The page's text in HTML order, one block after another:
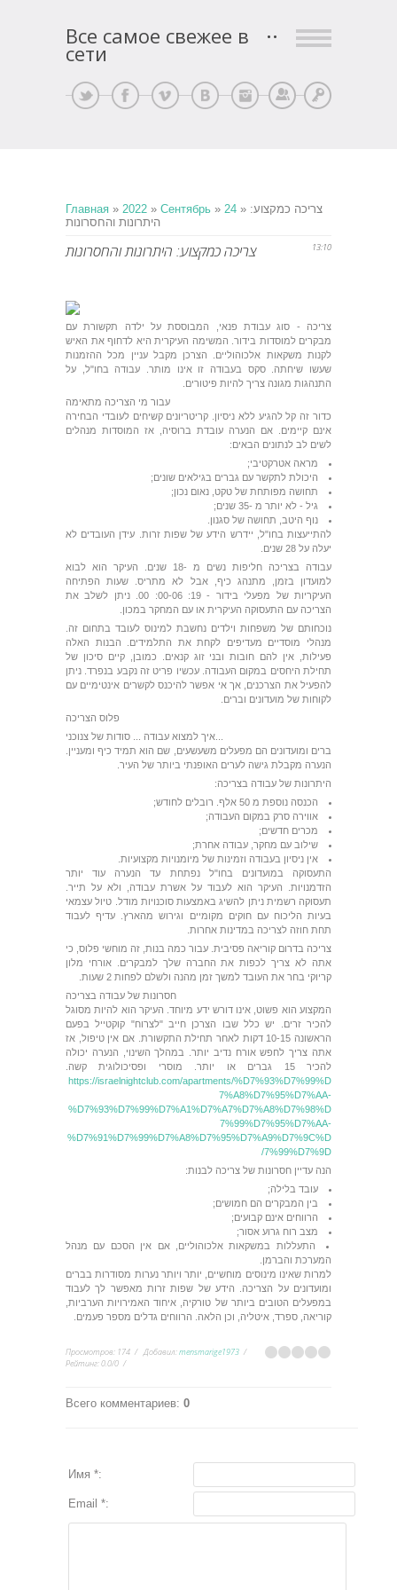
Все самое свежее в
сети
Регистрация
Главная » 2022 » Сентябрь » 24 » צריכה כמקצוע:
היתרונות והחסרונות
13:10 צריכה כמקצוע: היתרונות והחסרונות
צריכה - סוג עבודת פנאי, המבוססת על ילדה תקשורת עם
מבקרים למוסדות בידור. המשימה העיקרית היא לדחוף את האיש
לקנות משקאות אלכוהוליים. הצרכן מקבל עניין מכל ההזמנות
שעשו שיחתה. סקס בעבודה זו אינו מותר. עבודה בחו"ל, על
התנהגות מגונה צריך להיות פיטורים.
עבור מי הצריכה מתאימה
כדור זה קל להגיע ללא ניסיון. קריטריונים קשיחים לעובדי הבחירה
אינם קיימים. אם הנערה עובדת ברוסיה, אז המוסדות מנהלים
לשים לב לנתונים הבאים:
מראה אטרקטיבי;
היכולת לתקשר עם גברים בגילאים שונים;
תחושה מפותחת של טקט, נאום נכון;
גיל - לא יותר מ -35 שנים;
נוף היטב, תחושה של סגנון.
להתייעצות בחו"ל, יידרש הידע של שפות זרות. עידן העובדים לא
יעלה על 28 שנים.
עבודה בצריכה חליפות נשים מ -18 שנים. העיקר הוא לבוא
למועדון בזמן, מתנהג כיף, אבל לא מתריס. שעות הפתיחה
העיקריות של מפעלי בידור - 19: 00-06: 00. ניתן לשלב את
הצריכה עם התעסוקה העיקרית או עם המחקר במכון.
נוכחותם של משפחות וילדים נחשבת למינוס לעובד בתחום זה.
מנהלי מוסדיים מעדיפים לקחת את התלמידים. הבנות האלה
פעילות, אין להם חובות ובני זוג קנאים. כמובן, קיים סיכון של
תחילת היחסים במקום העבודה. עכשיו פריט זה נקבע בנפרד. ניתן
להפעיל את הצרכנים, אך אי אפשר להיכנס לקשרים אינטימיים עם
לקוחות של מועדונים וברים.
פלוס הצריכה
ברים ומועדונים הם מפעלים משעשעים, שם הוא תמיד כיף ומעניין.
הנערה מקבלת גישה לערים האופנתי ביותר של העיר.
היתרונות של עבודה בצריכה:
הכנסה נוספת מ 50 אלף. רובלים לחודש;
אווירה סרק במקום העבודה;
מכרים חדשים;
שילוב עם מחקר, עבודה אחרת;
אין ניסיון בעבודה וזמינות של מיומנויות מקצועיות.
התעסוקה במועדונים בחו"ל נפתחת עד הנערה עוד יותר
הזדמנויות. העיקר הוא לעבוד על אשרת עבודה, ולא על תייר.
תעסוקה רשמית ניתן להשיג באמצעות סוכנויות מודל. טיול עצמאי
בעיות הליכוח עם חוקים מקומיים וגירוש מהארץ. עדיף לעבוד
תחת חוזה לצריכה במדינות אחרות.
צריכה בדרום קוריאה פסיבית. עבור כמה בנות, זה מוחשי פלוס, כי
אתה לא צריך לכפות את החברה שלך למבקרים. אורחי מלון
קריוקי בחר את העובד למשך זמן מהנה ולשלם לפחות 2 שעות.
חסרונות של עבודה בצריכה
המקצוע הוא פשוט, אינו דורש ידע מיוחד. העיקר הוא להיות מסוגל
להכיר זרים. יש כלל שבו הצרכן חייב "לצרוח" קוקטייל בפעם
הראשונה 10-15 דקות לאחר תחילת התקשורת. אם אין טיפול, אז
אתה צריך לחפש אורח נדיב יותר. במהלך השינוי, הנערה יכולה
להכיר 15 גברים או יותר. מוסרי ופסיכולוגית קשה.
https://israelnightclub.com/apartments/%D7%93%D7%99%D
7%A8%D7%95%D7%AA-
%D7%93%D7%99%D7%A1%D7%A7%D7%A8%D7%98%D
7%99%D7%95%D7%AA-
%D7%91%D7%99%D7%A8%D7%95%D7%A9%D7%9C%D
7%99%D7%9D/
הנה עדיין חסרונות של צריכה לבנות:
עובד בלילה;
בין המבקרים הם חמושים;
הרווחים אינם קבועים;
מצב רוח גרוע אסור;
התעללות במשקאות אלכוהוליים, אם אין הסכם עם מנהל
המערכת והברמן.
למרות שאינו מינוסים מוחשיים, יותר ויותר נערות מסודרות בברים
ומועדונים על הצריכה. הידע של שפות זרות מאפשר לך לעבוד
במפעלים הטובים ביותר של טורקיה, איחוד האמירויות הערביות,
קוריאה, ספרד, איטליה, וכן הלאה. הרווחים גדלים מספר פעמים.
Просмотров: 174 Добавил:mensmarige1973
Рейтинг:0.0/0
Всего комментариев: 0
Имя *:
Email *: